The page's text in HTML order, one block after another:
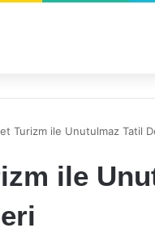
Turizm ile Unutulmaz Tatil
ile